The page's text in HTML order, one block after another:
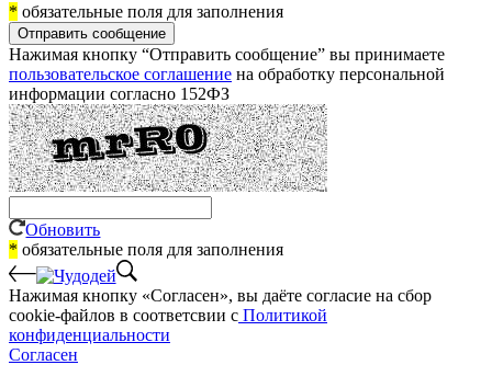
* обязательные поля для заполнения
Отправить сообщение
Нажимая кнопку “Отправить сообщение” вы принимаете
пользовательское соглашение на обработку персональной
информации согласно 152ФЗ
Обновить
* обязательные поля для заполнения
Нажимая кнопку «Согласен», вы даёте cогласие на сбор
cookie-файлов в соответсвии с Политикой
конфиденциальности
Согласен